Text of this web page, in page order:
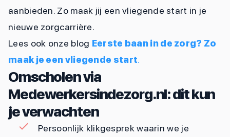
aanbieden. Zo maak jij een vliegende start in je
nieuwe zorgcarrière.
Lees ook onze blog Eerste baan in de zorg? Zo
maak je een vliegende start.
Omscholen via
Medewerkersindezorg.nl: dit kun
je verwachten
Persoonlijk klikgesprek waarin we je